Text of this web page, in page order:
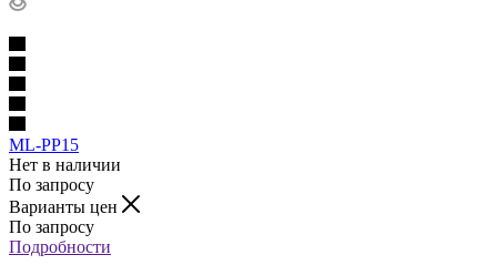
ML-PP15
Нет в наличии
По запросу
Варианты цен
По запросу
Подробности